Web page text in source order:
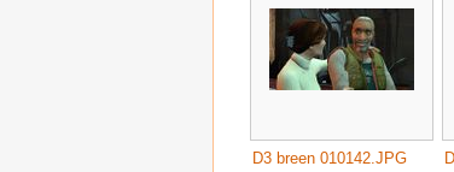
D3 breen 010142.JPG